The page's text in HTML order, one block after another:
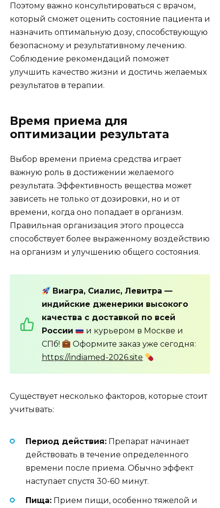
Поэтому важно консультироваться с врачом,
который сможет оценить состояние пациента и
назначить оптимальную дозу, способствующую
безопасному и результативному лечению.
Соблюдение рекомендаций поможет
улучшить качество жизни и достичь желаемых
результатов в терапии.
Время приема для
оптимизации результата
Выбор времени приема средства играет
важную роль в достижении желаемого
результата. Эффективность вещества может
зависеть не только от дозировки, но и от
времени, когда оно попадает в организм.
Правильная организация этого процесса
способствует более выраженному воздействию
на организм и улучшению общего состояния.
Виагра, Сиалис, Левитра —
индийские дженерики высокого
качества с доставкой по всей
России
и курьером в Москве и
СПб!
Оформите заказ уже сегодня:
https://indiamed-2026.site
Существует несколько факторов, которые стоит
учитывать:
Период действия: Препарат начинает
действовать в течение определенного
времени после приема. Обычно эффект
наступает спустя 30-60 минут.
Пища: Прием пищи, особенно тяжелой и